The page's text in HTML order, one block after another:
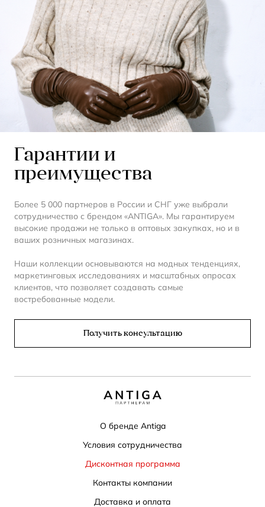
Гарантии и
преимущества
Более 5 000 партнеров в России и СНГ уже выбрали
сотрудничество с брендом «ANTIGA». Мы гарантируем
высокие продажи не только в оптовых закупках, но и в
ваших розничных магазинах.
Наши коллекции основываются на модных тенденциях,
маркетинговых исследованиях и масштабных опросах
клиентов, что позволяет создавать самые
востребованные модели.
Получить консультацию
О бренде Antiga
Условия сотрудничества
Дисконтная программа
Контакты компании
Доставка и оплата